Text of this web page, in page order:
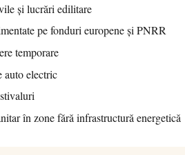
și lucrări edilitare
pe fonduri europene și PNRR
temporare
auto electric
în zone fără infrastructură energetică